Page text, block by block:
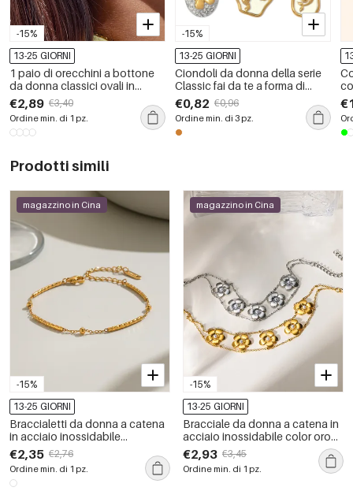
-15%
13-25 GIORNI
1 paio di orecchini a bottone
da donna classici ovali in
acciaio inossidabile color oro
impermeabili
€2,89 €3,40
Ordine min. di 1 pz.
-15%
13-25 GIORNI
Ciondoli da donna della serie
Classic fai da te a forma di
cuore irregolare con occhio
del diavolo, in acciaio
inossidabile, impermeabili,
colore oro.
€0,82 €0,96
Ordine min. di 3 pz.
di
Prodotti simili
-15%
magazzino in Cina
13-25 GIORNI
Braccialetti da donna a catena
in acciaio inossidabile
impermeabile color oro Lines
€2,35 €2,76
Ordine min. di 1 pz.
-15%
magazzino in Cina
13-25 GIORNI
Bracciale da donna a catena in
acciaio inossidabile color oro
impermeabile con motivo
floreale
€2,93 €3,45
Ordine min. di 1 pz.